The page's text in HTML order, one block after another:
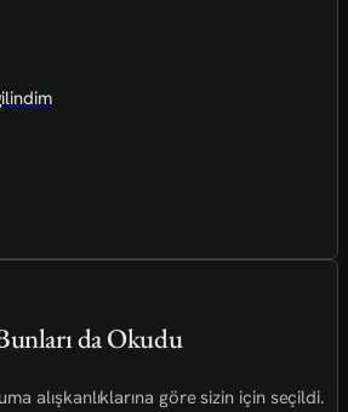
da Okudu
alışkanlıklarına göre sizin için seçildi.